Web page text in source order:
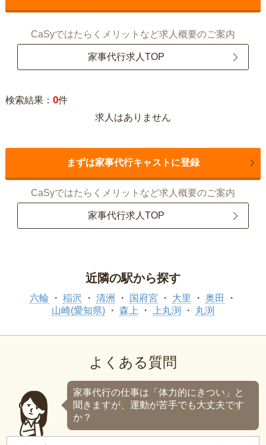
CaSyではたらくメリットなど求人概要のご案内
家事代行求人TOP
検索結果： 0件
求人はありません
まずは家事代行キャストに登録
CaSyではたらくメリットなど求人概要のご案内
家事代行求人TOP
近隣の駅から探す
六輪 稲沢 清洲 国府宮 大里
奥田
山崎(愛知県)
森上 上丸渕 丸渕
よくある質問
家事代行の仕事は「体力的にきつい」と
聞きますが、運動が苦手でも大丈夫です
か？